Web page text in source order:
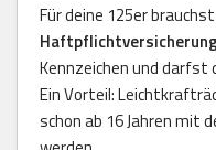
Für deine 125er
Haftpflichtversicherung
Kennzeichen und darfst
Ein Vorteil:
schon ab 16 Jahren mit